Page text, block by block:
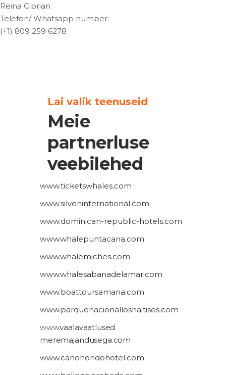
Reina Ciprian
Telefon/ Whatsapp number:
(+1) 809 259 6278
Lai valik teenuseid
Meie
partnerluse
veebilehed
www.ticketswhales.com
www.silveninternational.com
www.dominican-republic-hotels.com
www.whalepuntacana.com
www.whalemiches.com
www.whalesabanadelamar.com
www.boattoursamana.com
www.parquenacionalloshaitises.com
www.vaalavaatlused
meremajandusega.com
www.canohondohotel.com